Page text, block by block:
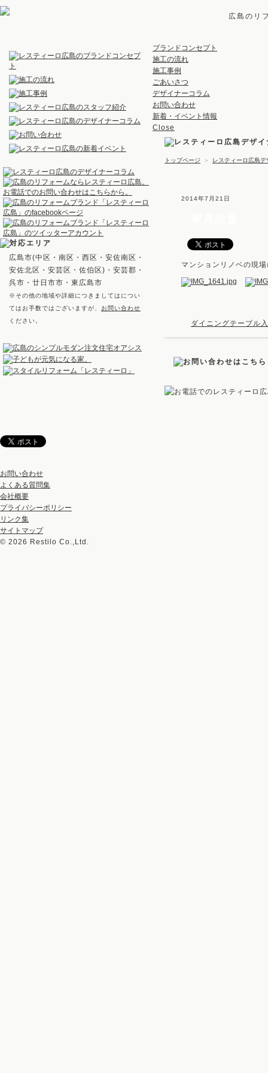
広島のリ
ブランドコンセプト
施工の流れ
施工事例
ごあいさつ
デザイナーコラム
お問い合わせ
新着・イベント情報
Close
トップページ ＞ レスティーロ広島
2014年7月21日
マンションリノベの現
ダイニングテーブル
広島市(中区・南区・西区・安佐南区・
安佐北区・安芸区・佐伯区)・安芸郡・
呉市・廿日市市・東広島市
※その他の地域や詳細につきましてはについ
てはお手数ではございますが、 お問い合わせ
ください。
お問い合わせ
よくある質問集
会社概要
プライバシーポリシー
リンク集
サイトマップ
© 2026 Restilo Co.,Ltd.